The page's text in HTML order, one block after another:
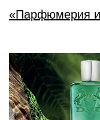
«Парфюмерия и